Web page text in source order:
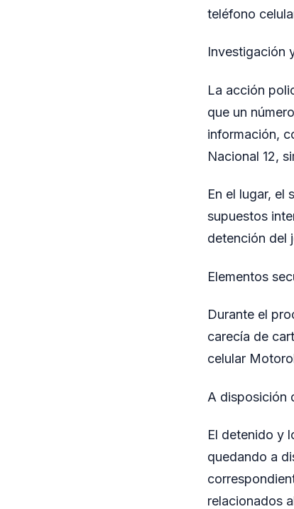
teléfono
Investigación
La acción
que un
información,
Nacional 12,
En el lugar, el
supuestos
detención del
Elementos
Durante el
carecía de
celular
A disposición
El detenido y
quedando a
relacionados